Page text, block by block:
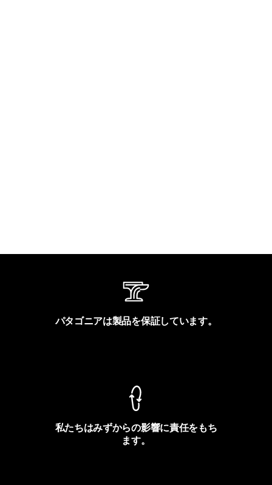
パタゴニアは製品を保証しています。
私たちはみずからの影響に責任をもち
ます。